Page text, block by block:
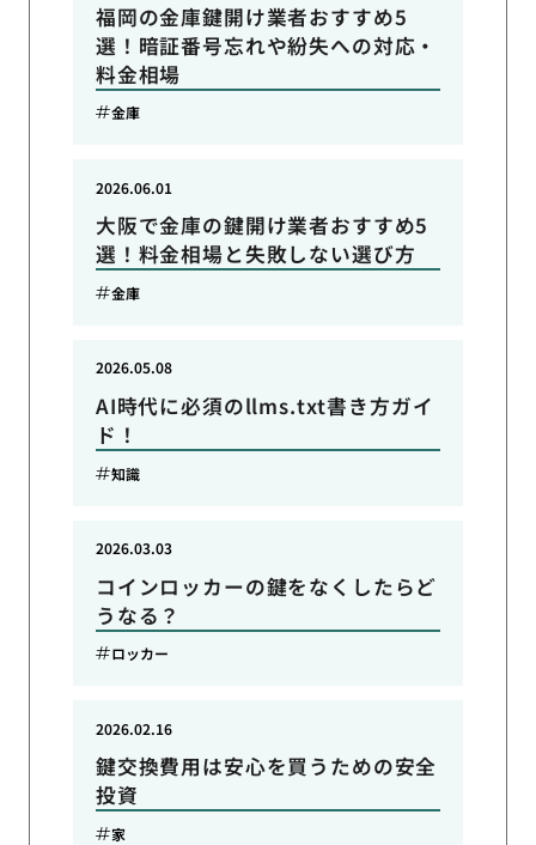
福岡の金庫鍵開け業者おすすめ5
選！暗証番号忘れや紛失への対応・
料金相場
金庫
大阪で金庫の鍵開け業者おすすめ5
選！料金相場と失敗しない選び方
2026.06.01
金庫
AI時代に必須のllms.txt書き方ガイ
ド！
2026.05.08
知識
コインロッカーの鍵をなくしたらど
うなる？
2026.03.03
ロッカー
鍵交換費用は安心を買うための安全
投資
2026.02.16
家